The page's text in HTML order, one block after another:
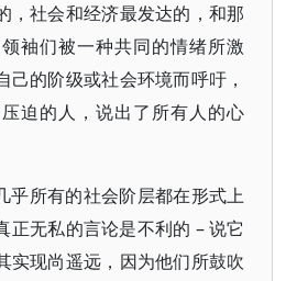
，社会和经济最发达的，和那
袖们被一种共同的情绪所激
己的阶级或社会环境而呼吁，
迫的人，说出了所有人的心
乎所有的社会阶层都在形式上
正无私的言论是不利的 – 说它
实现尚遥远，因为他们所鼓吹